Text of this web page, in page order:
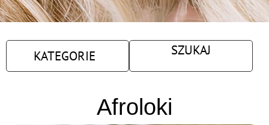
KATEGORIE SZUKAJ
Afroloki